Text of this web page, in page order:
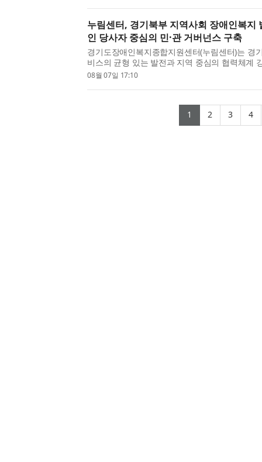
누림센터, 경기북부 지역사회 장애인복지
인 당사자 중심의 민·관 거버넌스 구축
경기도장애인복지종합지원센터(누림센터)는 경
비스의 균형 있는 발전과 지역 중심의 협력체계
기도 북부 장애인복지서비스 발전 협의체’(이하
08월 07일 17:10
1 (current)
2(current)
3 4